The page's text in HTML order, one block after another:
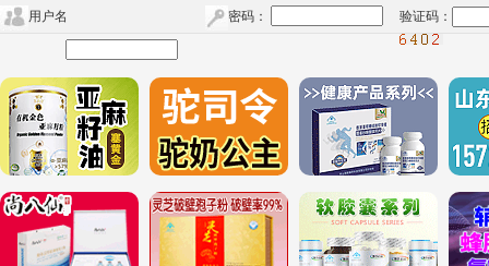
用户名 密码： 验证码：